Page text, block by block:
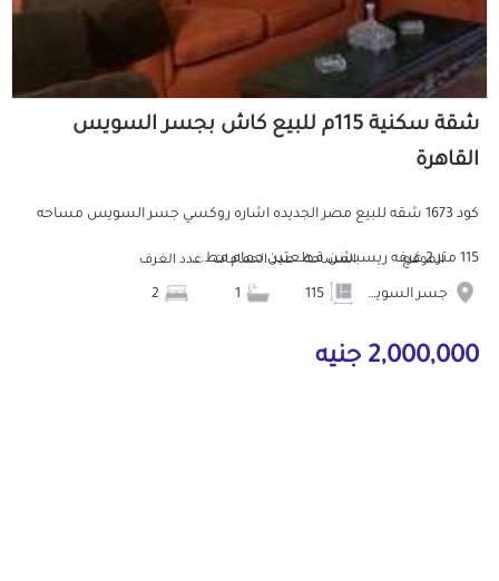
شقة سكنية 115م للبيع كاش بجسر السويس
القاهرة
كود 1673 شقه للبيع مصر الجديده اشاره روكسي جسر السويس مساحه
115 متر 2 غرفه ريسبشن قطعتين حمام مط... الموقع
جسر السويس
المساحة عدد الحمامات عدد الغرف
2,000,000 جنيه